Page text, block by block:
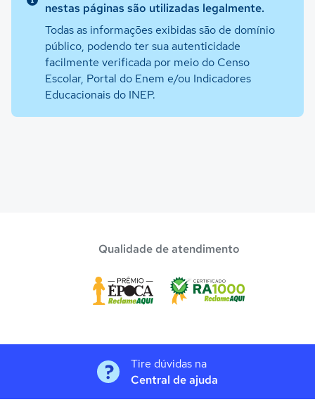
nestas páginas são utilizadas legalmente.
Todas as informações exibidas são de domínio
público, podendo ter sua autenticidade
facilmente verificada por meio do Censo
Escolar, Portal do Enem e/ou Indicadores
Educacionais do INEP.
Qualidade de atendimento
Tire dúvidas na
Central de ajuda